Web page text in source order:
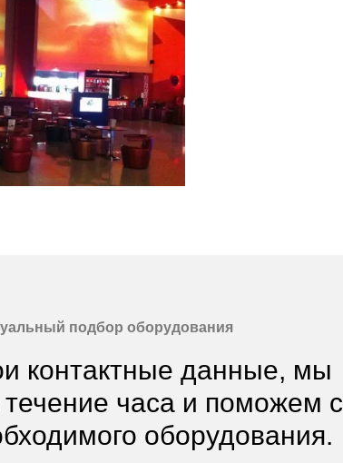
подбор оборудования
контактные данные, мы
часа и поможем с
оборудования.